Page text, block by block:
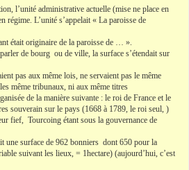
l’unité administrative actuelle (mise ne place en
régime. L’unité s’appelait « La paroisse de
était originaire de la paroisse de … ».
de bourg ou de ville, la surface s’étendait sur
pas aux même lois, ne servaient pas le même
même tribunaux, ni aux même titres
de la manière suivante : le roi de France et le
souverain sur le pays (1668 à 1789, le roi seul, )
fief, Tourcoing étant sous la gouvernance de
une surface de 962 bonniers dont 650 pour la
suivant les lieux, = 1hectare) (aujourd’hui, c’est